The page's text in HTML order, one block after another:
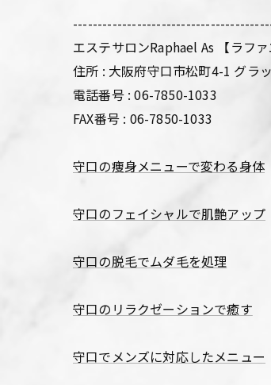
エステサロンRaphael As 【ラファ
住所 : 大阪府守口市松町4-1 グラ
電話番号 : 06-7850-1033
FAX番号 : 06-7850-1033
守口の痩身メニューで変わる身体
守口のフェイシャルで肌艶アップ
守口の脱毛でムダ毛を処理
守口のリラクゼーションで癒す
守口でメンズに対応したメニュー